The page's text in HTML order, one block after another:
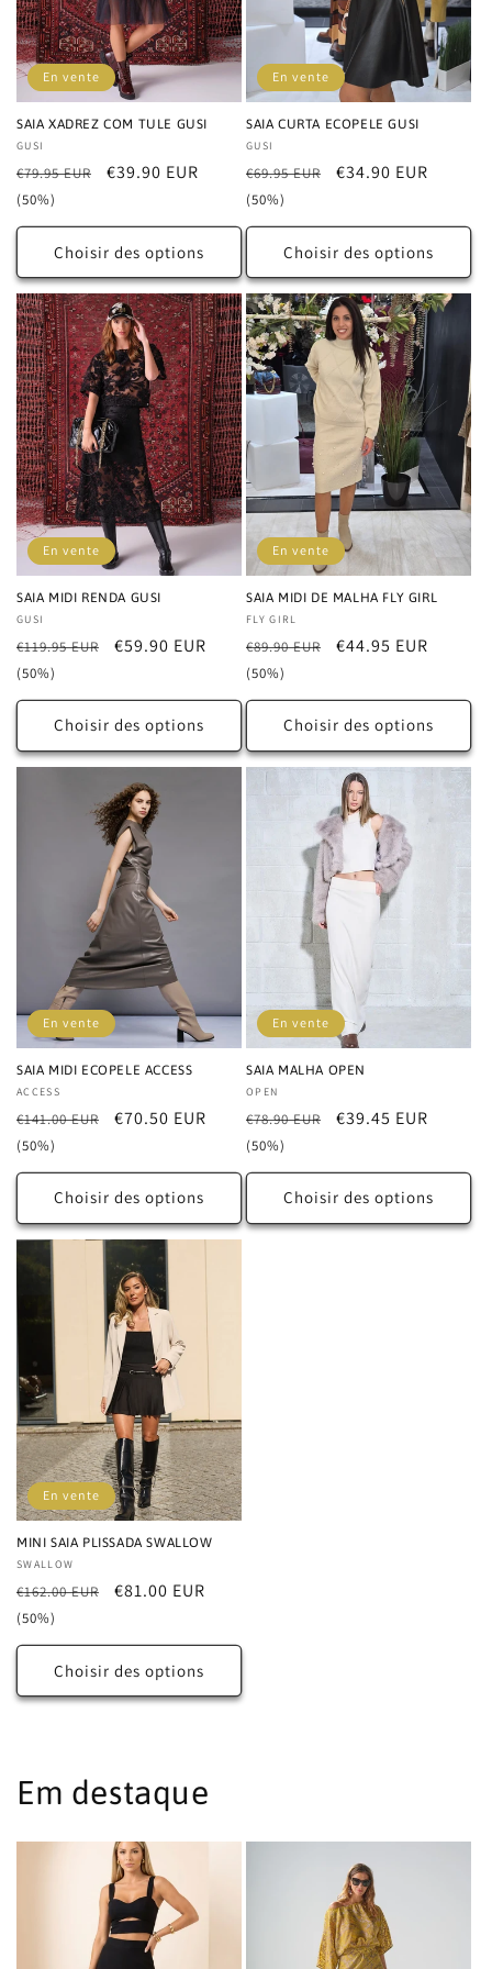
o
n
:
En vente
SAIA XADREZ COM TULE GUSI
Distributeur :
GUSI
Prix
habituel
€79.95 EUR
Prix
€39.90 EUR
(50%)
Choisir des options
En vente
SAIA CURTA ECOPELE GUSI
Distributeur :
GUSI
Prix
habituel
€69.95 EUR
Prix
€34.90 EUR
(50%)
Choisir des options
En vente
SAIA MIDI RENDA GUSI
Distributeur :
GUSI
Prix
habituel
€119.95 EUR
Prix
€59.90 EUR
(50%)
Choisir des options
En vente
SAIA MIDI DE MALHA FLY GIRL
Distributeur :
FLY GIRL
Prix
habituel
€89.90 EUR
Prix
€44.95 EUR
(50%)
Choisir des options
En vente
SAIA MIDI ECOPELE ACCESS
Distributeur :
ACCESS
Prix
habituel
€141.00 EUR
Prix
€70.50 EUR
(50%)
Choisir des options
En vente
SAIA MALHA OPEN
Distributeur :
OPEN
Prix
habituel
€78.90 EUR
Prix
€39.45 EUR
(50%)
Choisir des options
En vente
MINI SAIA PLISSADA SWALLOW
Distributeur :
SWALLOW
Prix
habituel
€162.00 EUR
Prix
€81.00 EUR
(50%)
Choisir des options
Em destaque